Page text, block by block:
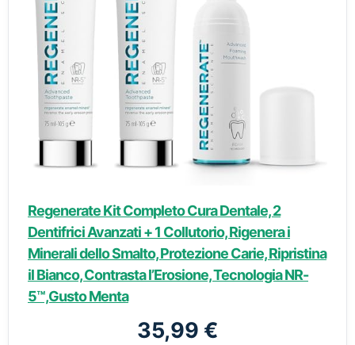
Regenerate Kit Completo Cura Dentale, 2
Dentifrici Avanzati + 1 Collutorio, Rigenera i
Minerali dello Smalto, Protezione Carie, Ripristina
il Bianco, Contrasta l’Erosione, Tecnologia NR-
5™,Gusto Menta
35,99 €